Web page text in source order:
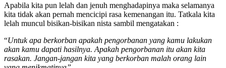
Apabila kita pun lelah dan jenuh menghadapinya maka selamanya
kita tidak akan pernah mencicipi rasa kemenangan itu. Tatkala kita
lelah muncul bisikan-bisikan nista sambil mengatakan :
“Untuk apa berkorban apakah pengorbanan yang kamu lakukan
akan kamu dapati hasilnya. Apakah pengorbanan itu akan kita
rasakan. Jangan-jangan kita yang berkorban malah orang lain